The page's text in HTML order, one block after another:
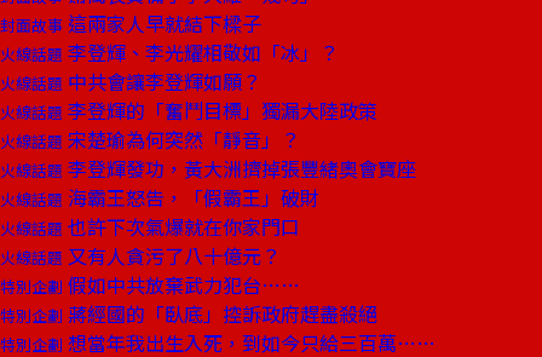
封面故事 這兩家人早就結下樑子
火線話題 李登輝、李光耀相敬如「冰」？
火線話題 中共會讓李登輝如願？
火線話題 李登輝的「奮鬥目標」獨漏大陸政策
火線話題 宋楚瑜為何突然「靜音」？
火線話題 李登輝發功，黃大洲擠掉張豐緒奧會寶座
火線話題 海霸王怒告，「假霸王」破財
火線話題 也許下次氣爆就在你家門口
火線話題 又有人貪污了八十億元？
特別企劃 假如中共放棄武力犯台……
特別企劃 蔣經國的「臥底」控訴政府趕盡殺絕
特別企劃 想當年我出生入死，到如今只給三百萬……